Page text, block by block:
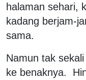
halaman sehari,
kadang berjam-
sama.
Namun tak
ke benaknya.